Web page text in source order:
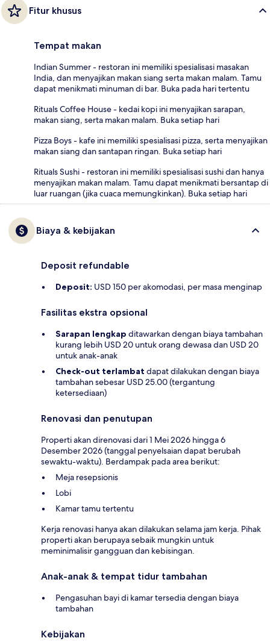
Fitur khusus
Tempat makan
Indian Summer - restoran ini memiliki spesialisasi masakan
India, dan menyajikan makan siang serta makan malam. Tamu
dapat menikmati minuman di bar. Buka pada hari tertentu
Rituals Coffee House - kedai kopi ini menyajikan sarapan,
makan siang, serta makan malam. Buka setiap hari
Pizza Boys - kafe ini memiliki spesialisasi pizza, serta menyajikan
makan siang dan santapan ringan. Buka setiap hari
Rituals Sushi - restoran ini memiliki spesialisasi sushi dan hanya
menyajikan makan malam. Tamu dapat menikmati bersantap di
luar ruangan (jika cuaca memungkinkan). Buka setiap hari
Biaya & kebijakan
Deposit refundable
Deposit: USD 150 per akomodasi, per masa menginap
Fasilitas ekstra opsional
Sarapan lengkap ditawarkan dengan biaya tambahan
kurang lebih USD 20 untuk orang dewasa dan USD 20
untuk anak-anak
Check-out terlambat dapat dilakukan dengan biaya
tambahan sebesar USD 25.00 (tergantung
ketersediaan)
Renovasi dan penutupan
Properti akan direnovasi dari 1 Mei 2026 hingga 6
Desember 2026 (tanggal penyelsaian dapat berubah
sewaktu-waktu). Berdampak pada area berikut:
Meja resepsionis
Lobi
Kamar tamu tertentu
Kerja renovasi hanya akan dilakukan selama jam kerja. Pihak
properti akan berupaya sebaik mungkin untuk
meminimalisir gangguan dan kebisingan.
Anak-anak & tempat tidur tambahan
Pengasuhan bayi di kamar tersedia dengan biaya
tambahan
Kebijakan